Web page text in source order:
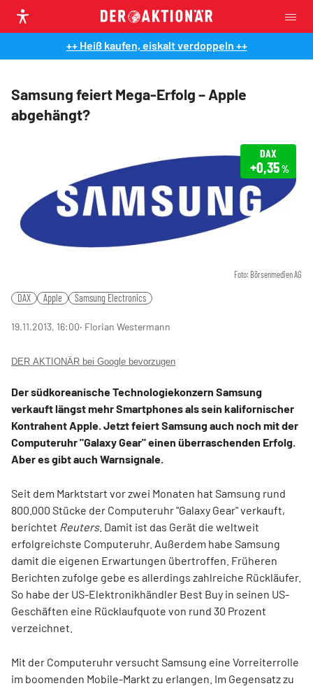
++ Heiß kaufen, eiskalt verdoppeln ++
Samsung feiert Mega-Erfolg – Apple
abgehängt?
Foto: Börsenmedien AG
DAX
+0,35%
DAX Apple Samsung Electronics
19.11.2013, 16:00‧ Florian Westermann
DER AKTIONÄR bei Google bevorzugen
Der südkoreanische Technologiekonzern Samsung
verkauft längst mehr Smartphones als sein kalifornischer
Kontrahent Apple. Jetzt feiert Samsung auch noch mit der
Computeruhr "Galaxy Gear" einen überraschenden Erfolg.
Aber es gibt auch Warnsignale.
Seit dem Marktstart vor zwei Monaten hat Samsung rund
800.000 Stücke der Computeruhr "Galaxy Gear" verkauft,
berichtet Reuters. Damit ist das Gerät die weltweit
erfolgreichste Computeruhr. Außerdem habe Samsung
damit die eigenen Erwartungen übertroffen. Früheren
Berichten zufolge gebe es allerdings zahlreiche Rückläufer.
So habe der US-Elektronikhändler Best Buy in seinen US-
Geschäften eine Rücklaufquote von rund 30 Prozent
verzeichnet.
Mit der Computeruhr versucht Samsung eine Vorreiterrolle
im boomenden Mobile-Markt zu erlangen. Im Gegensatz zu